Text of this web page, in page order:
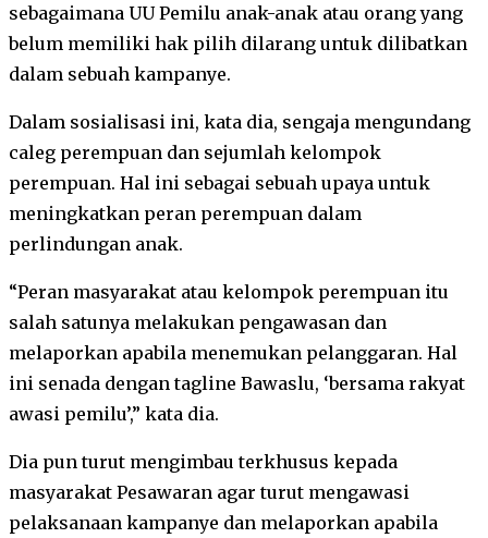
sebagaimana UU Pemilu anak-anak atau orang yang
belum memiliki hak pilih dilarang untuk dilibatkan
dalam sebuah kampanye.
Dalam sosialisasi ini, kata dia, sengaja mengundang
caleg perempuan dan sejumlah kelompok
perempuan. Hal ini sebagai sebuah upaya untuk
meningkatkan peran perempuan dalam
perlindungan anak.
“Peran masyarakat atau kelompok perempuan itu
salah satunya melakukan pengawasan dan
melaporkan apabila menemukan pelanggaran. Hal
ini senada dengan tagline Bawaslu, ‘bersama rakyat
awasi pemilu’,” kata dia.
Dia pun turut mengimbau terkhusus kepada
masyarakat Pesawaran agar turut mengawasi
pelaksanaan kampanye dan melaporkan apabila